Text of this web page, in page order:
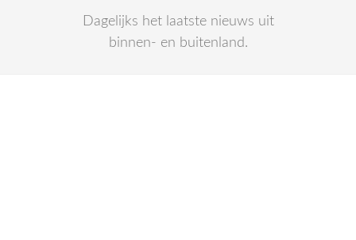
Dagelijks het laatste nieuws uit
binnen- en buitenland.